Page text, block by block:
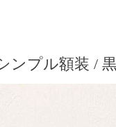
ンプル額装 /